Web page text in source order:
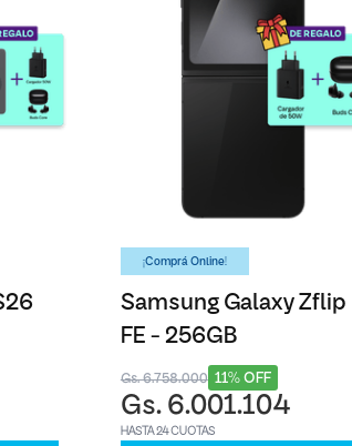
¡Comprá Online!
Samsung Galaxy Zflip
FE - 256GB
11% OFF
Gs. 6.758.000
Gs. 6.001.104
HASTA 24 CUOTAS